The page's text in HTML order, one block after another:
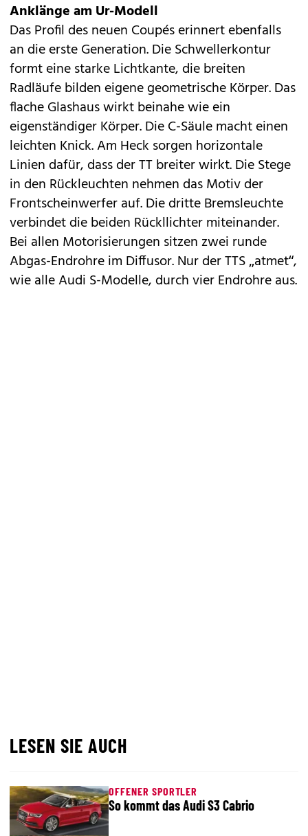
Anklänge am Ur-Modell
Das Profil des neuen Coupés erinnert ebenfalls
an die erste Generation. Die Schwellerkontur
formt eine starke Lichtkante, die breiten
Radläufe bilden eigene geometrische Körper. Das
flache Glashaus wirkt beinahe wie ein
eigenständiger Körper. Die C-Säule macht einen
leichten Knick. Am Heck sorgen horizontale
Linien dafür, dass der TT breiter wirkt. Die Stege
in den Rückleuchten nehmen das Motiv der
Frontscheinwerfer auf. Die dritte Bremsleuchte
verbindet die beiden Rückllichter miteinander.
Bei allen Motorisierungen sitzen zwei runde
Abgas-Endrohre im Diffusor. Nur der TTS „atmet“,
wie alle Audi S-Modelle, durch vier Endrohre aus.
LESEN SIE AUCH
OFFENER SPORTLER
So kommt das Audi S3 Cabrio